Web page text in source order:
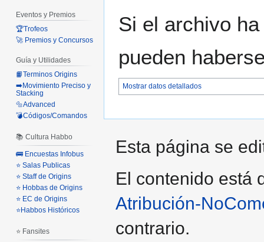
Si el archivo
pueden
Mostrar datos detallados
Eventos y Premios
🏆Trofeos
🚀 Premios y Concursos
Guía y Utilidades
📙Terminos Origins
➡️Movimiento Preciso y
Stacking
🔩Advanced
💣Códigos/Comandos
📚 Cultura Habbo
🚌 Encuestas Infobus
⭐ Salas Publicas
⭐ Staff de Origins
⭐ Hobbas de Origins
⭐ EC de Origins
⭐Habbos Históricos
⭐ Fansites
Esta página se
El contenido está
Atribución-
contrario.